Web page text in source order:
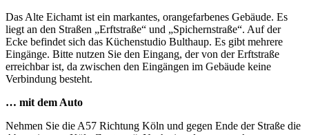
Das Alte Eichamt ist ein markantes, orangefarbenes Gebäude. Es
liegt an den Straßen „Erftstraße“ und „Spichernstraße“. Auf der
Ecke befindet sich das Küchenstudio Bulthaup. Es gibt mehrere
Eingänge. Bitte nutzen Sie den Eingang, der von der Erftstraße
erreichbar ist, da zwischen den Eingängen im Gebäude keine
Verbindung besteht.
… mit dem Auto
Nehmen Sie die A57 Richtung Köln und gegen Ende der Straße die